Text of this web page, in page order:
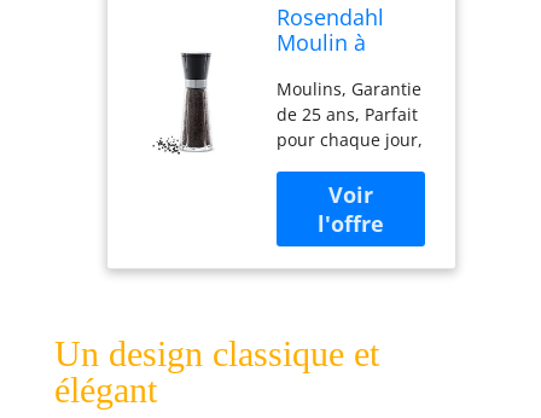
Rosendahl
Moulin à
cm Grand Cru
Moulin à
épices Design
Classique, Noir
Moulins, Garantie
de 25 ans, Parfait
pour chaque jour,
Contenu de la
livraison : Moulin à
poivre H20.5 cm en
verre, noir Le
moulin à poivre est
placé dans la
Un design classique et
élégant